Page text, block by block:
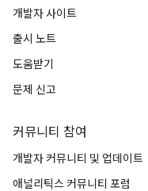
개발자 사이트
출시 노트
도움받기
문제 신고
커뮤니티 참여
개발자 커뮤니티 및 업데이트
애널리틱스 커뮤니티 포럼